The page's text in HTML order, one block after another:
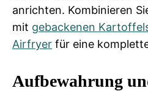
anrichten. Kombinieren
mit gebackenen
Airfryer für eine
Aufbewahrung